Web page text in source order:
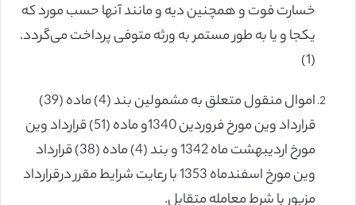
خسارت فوت و همچنین دیه و مانند آنها حسب مورد که
یکجا و یا به طور مستمر به ورثه متوفی پرداخت می‌گردد.
(1)
اموال منقول متعلق به مشمولین بند (4) ماده (39)
قرارداد وین مورخ فروردین 1340و ماده (51) قرارداد وین
مورخ اردیبهشت ماه 1342 و بند (4) ماده (38) قرارداد
وین مورخ ‌اسفندماه 1353 با رعایت شرایط مقرر درقرارداد
مزبور با شرط معامله ‌متقابل.